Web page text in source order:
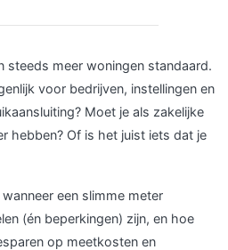
steeds meer woningen standaard.
voor bedrijven, instellingen en
Moet je als zakelijke
hebben? Of is het juist iets dat je
een slimme meter
(én beperkingen) zijn, en hoe
op meetkosten en